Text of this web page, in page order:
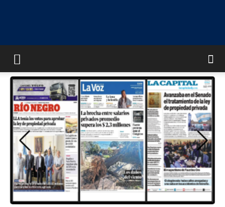
UNIVERSO
MULTIMEDIA